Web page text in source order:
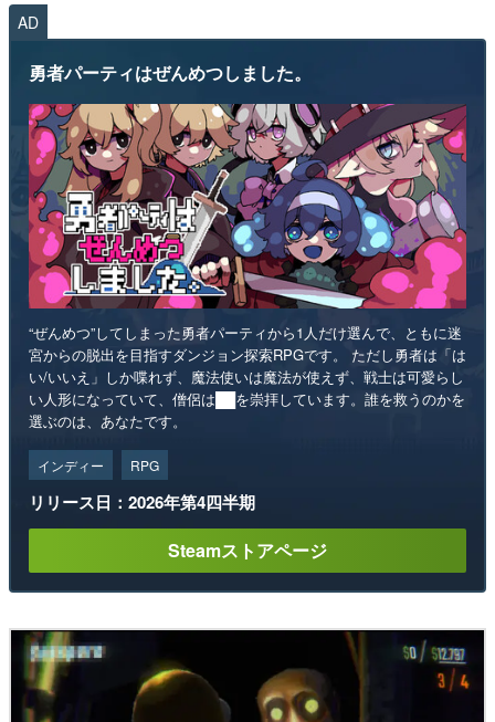
AD
勇者パーティはぜんめつしました。
“ぜんめつ”してしまった勇者パーティから1人だけ選んで、ともに迷
宮からの脱出を目指すダンジョン探索RPGです。 ただし勇者は「は
い/いいえ」しか喋れず、魔法使いは魔法が使えず、戦士は可愛らし
い人形になっていて、僧侶は██を崇拝しています。誰を救うのかを
選ぶのは、あなたです。
インディー RPG
リリース日：2026年第4四半期
Steamストアページ